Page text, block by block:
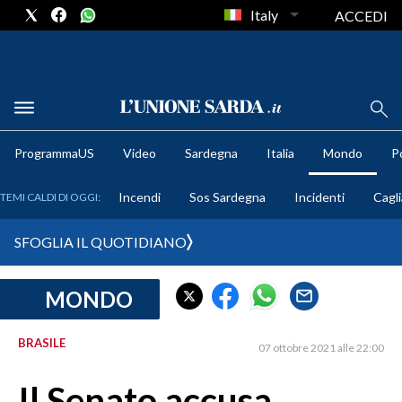
METEO
CRONACA SARDEGNA
Italy ACCEDI
ProgrammaUS Video Sardegna Italia Mondo
TEMI CALDI DI OGGI: Incendi Sos Sardegna Incidenti
SFOGLIA IL QUOTIDIANO
MONDO
BRASILE 07 ottobre 2021 alle 22:00